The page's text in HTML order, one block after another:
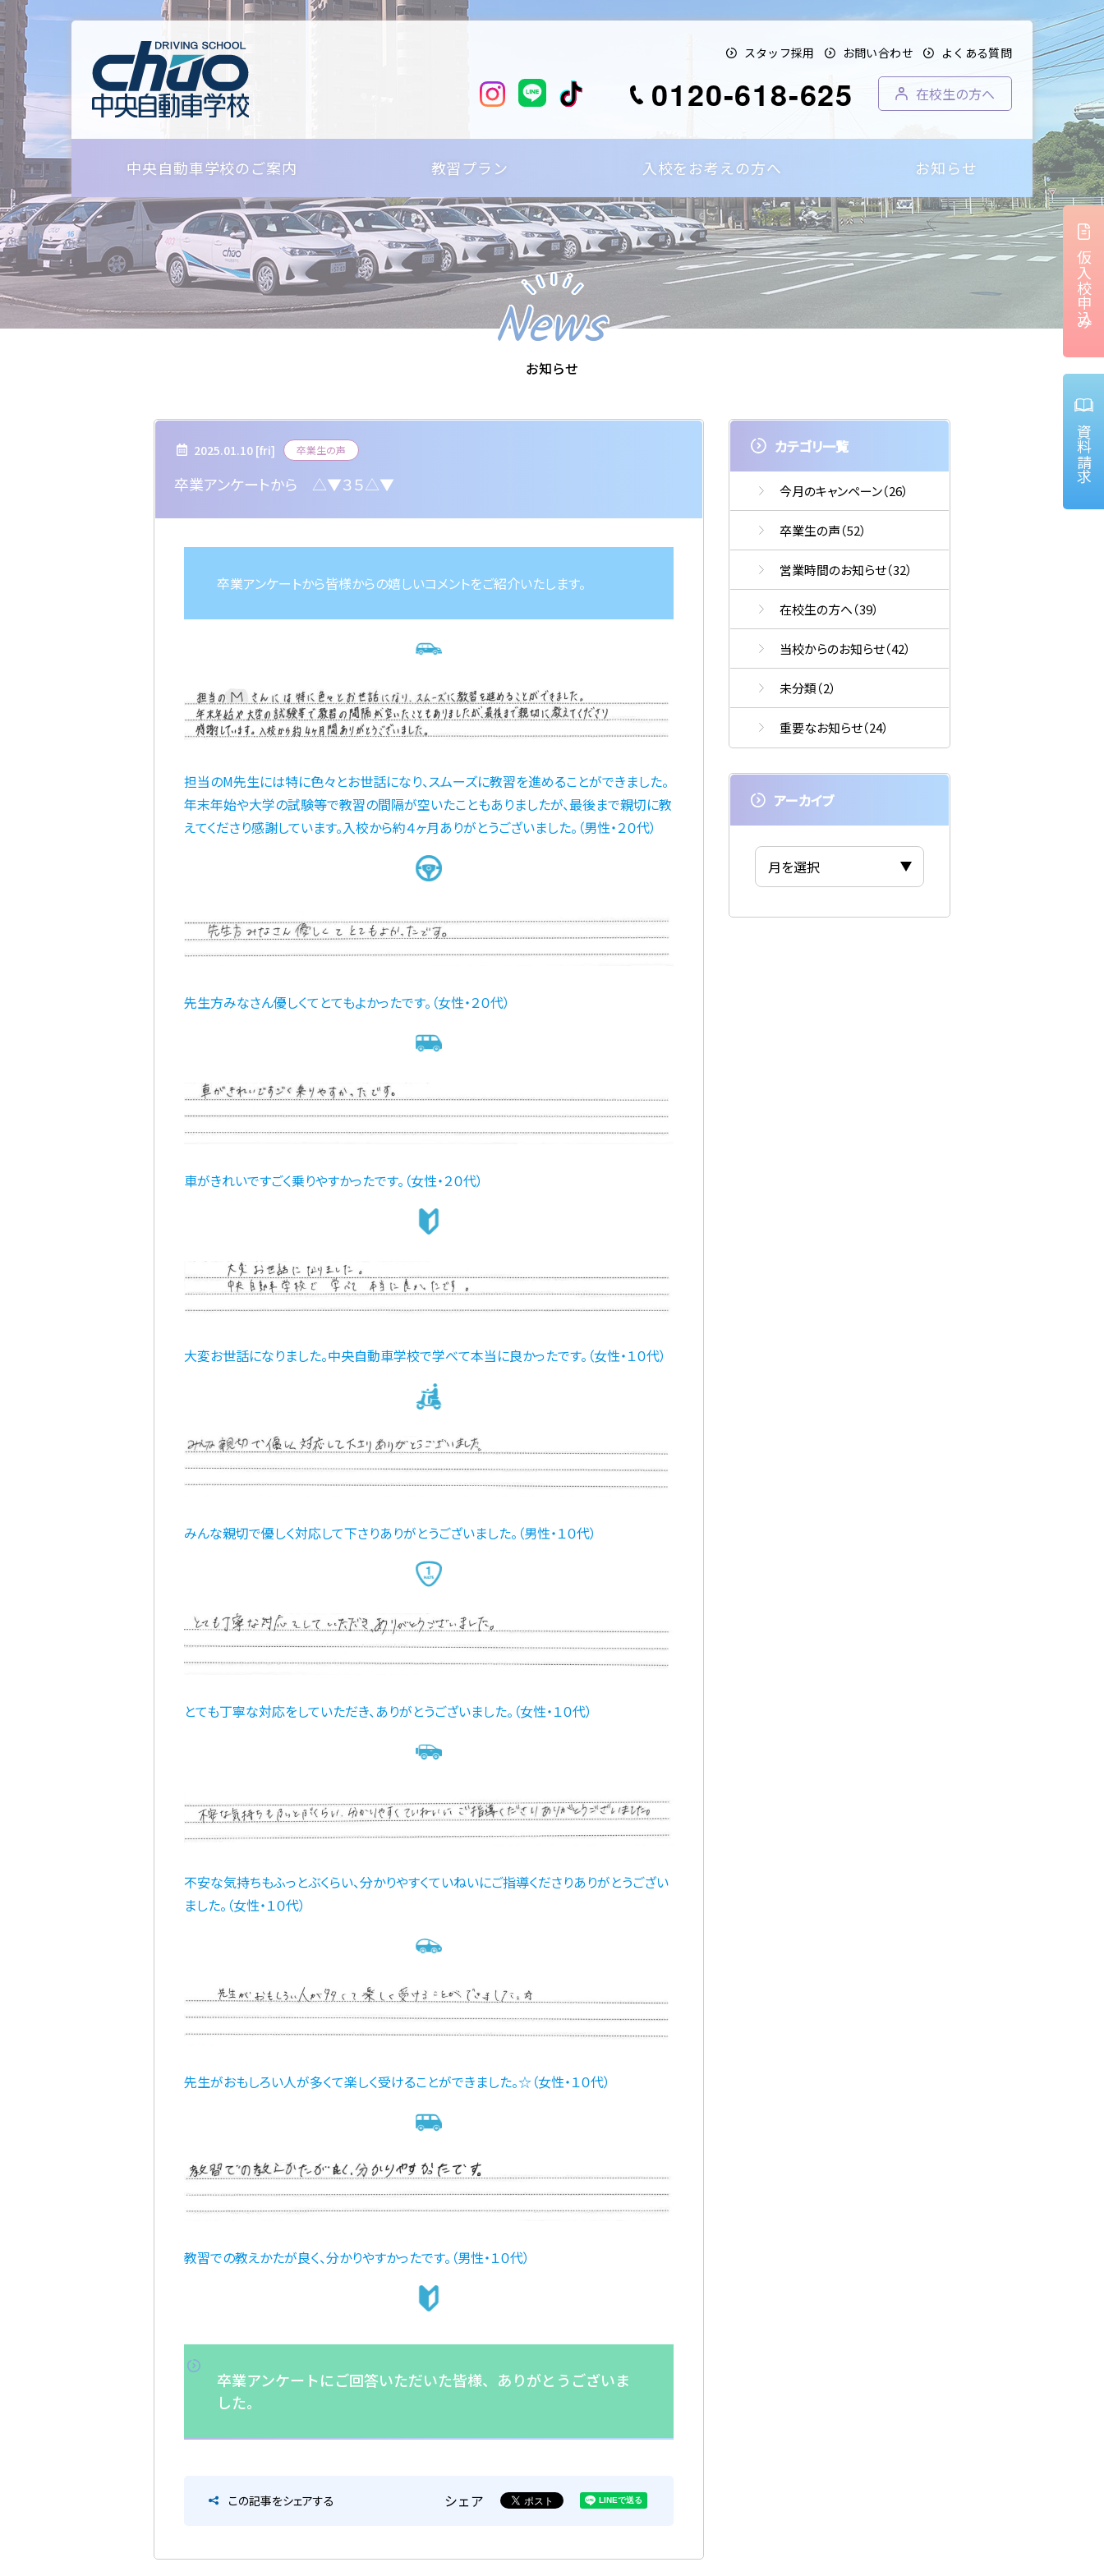
スタッフ採用 お問い合わせ よくある質問
0120-618-625 在校生の方へ
中央自動車学校のご案内 教習プラン 入校をお考えの方へ お知らせ
お知らせ
News
2025.01.10 [fri] 卒業生の声
卒業アンケートから △▼３５△▼
卒業アンケートから皆様からの嬉しいコメントをご紹介いたします。
担当のM先生には特に色々とお世話になり、スムーズに教習を進めることができました。
年末年始や大学の試験等で教習の間隔が空いたこともありましたが、最後まで親切に教
えてくださり感謝しています。入校から約４ヶ月ありがとうございました。（男性・２０代）
先生方みなさん優しくてとてもよかったです。（女性・２０代）
車がきれいですごく乗りやすかったです。（女性・２０代）
大変お世話になりました。中央自動車学校で学べて本当に良かったです。（女性・１０代）
みんな親切で優しく対応して下さりありがとうございました。（男性・１０代）
とても丁寧な対応をしていただき、ありがとうございました。（女性・１０代）
不安な気持ちもふっとぶくらい、分かりやすくていねいにご指導くださりありがとうござい
ました。（女性・１０代）
先生がおもしろい人が多くて楽しく受けることができました。☆（女性・１０代）
教習での教えかたが良く、分かりやすかったです。（男性・１０代）
卒業アンケートにご回答いただいた皆様、ありがとうございま
した。
この記事をシェアする シェア
カテゴリ一覧
今月のキャンペーン（26）
卒業生の声（52）
営業時間のお知らせ（32）
在校生の方へ（39）
当校からのお知らせ（42）
未分類（2）
重要なお知らせ（24）
アーカイブ
仮入校申込み
資料請求